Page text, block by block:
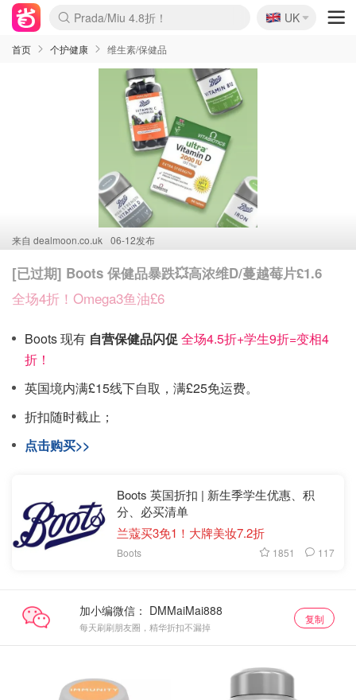
麦卢卡蜂蜜夏促！个位数！
Prada/Miu 4.8折！
啥？必胜客披萨5折！
🇬🇧
UK
首页 个护健康 维生素/保健品
来自 dealmoon.co.uk 06-12发布
[已过期] Boots 保健品暴跌💥高浓维D/蔓越莓片£1.6
全场4折！Omega3鱼油£6
Boots 现有 自营保健品闪促 全场4.5折+学生9折=变相4
折！
英国境内满£15线下自取，满£25免运费。
折扣随时截止；
点击购买>>
Boots 英国折扣 | 新生季学生优惠、积
分、必买清单
兰蔻买3免1！大牌美妆7.2折
Boots 1851 117
加小编微信：
每天刷刷朋友圈，精华折扣不漏掉
复制